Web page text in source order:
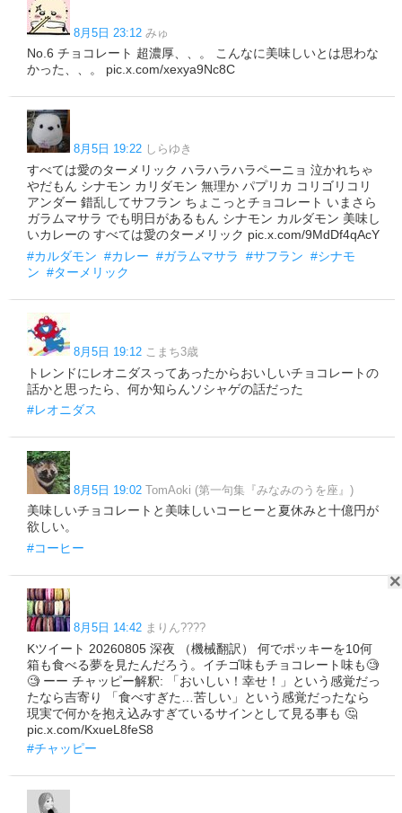
8月5日 23:12 みゅ
No.6 チョコレート 超濃厚、、。 こんなに美味しいとは思わな
かった、、。 pic.x.com/xexya9Nc8C
8月5日 19:22 しらゆき
すべては愛のターメリック ハラハラハラペーニョ 泣かれちゃ
やだもん シナモン カリダモン 無理か パプリカ コリゴリコリ
アンダー 錯乱してサフラン ちょこっとチョコレート いまさら
ガラムマサラ でも明日があるもん シナモン カルダモン 美味し
いカレーの すべては愛のターメリック pic.x.com/9MdDf4qAcY
#カルダモン #カレー #ガラムマサラ #サフラン #シナモ
ン #ターメリック
8月5日 19:12 こまち3歳
トレンドにレオニダスってあったからおいしいチョコレートの
話かと思ったら、何か知らんソシャゲの話だった
#レオニダス
8月5日 19:02 TomAoki (第一句集『みなみのうを座』)
美味しいチョコレートと美味しいコーヒーと夏休みと十億円が
欲しい。
#コーヒー
8月5日 14:42 まりん????
Kツイート 20260805 深夜 （機械翻訳） 何でポッキーを10何
箱も食べる夢を見たんだろう。イチゴ味もチョコレート味も🧐
🧐 ーー チャッピー解釈: 「おいしい！幸せ！」という感覚だっ
たなら吉寄り 「食べすぎた…苦しい」という感覚だったなら
現実で何かを抱え込みすぎているサインとして見る事も 🤔
pic.x.com/KxueL8feS8
#チャッピー